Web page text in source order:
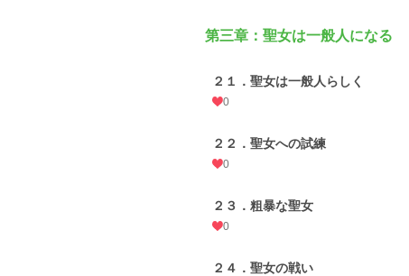
第三章：聖女は一般人になる
２１．聖女は一般人らしく
0
２２．聖女への試練
0
２３．粗暴な聖女
0
２４．聖女の戦い